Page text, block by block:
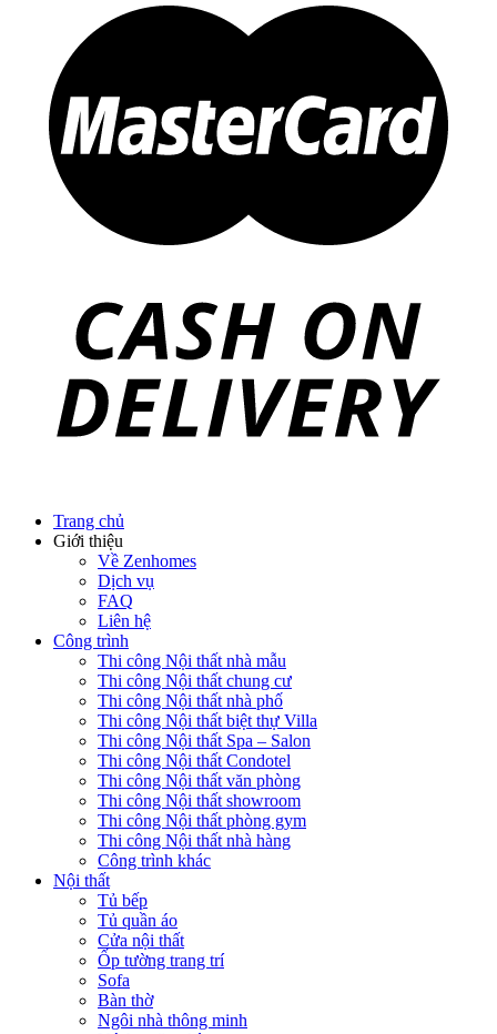
Trang chủ
Giới thiệu
Về Zenhomes
Dịch vụ
FAQ
Liên hệ
Công trình
Thi công Nội thất nhà mẫu
Thi công Nội thất chung cư
Thi công Nội thất nhà phố
Thi công Nội thất biệt thự Villa
Thi công Nội thất Spa – Salon
Thi công Nội thất Condotel
Thi công Nội thất văn phòng
Thi công Nội thất showroom
Thi công Nội thất phòng gym
Thi công Nội thất nhà hàng
Công trình khác
Nội thất
Tủ bếp
Tủ quần áo
Cửa nội thất
Ốp tường trang trí
Sofa
Bàn thờ
Ngôi nhà thông minh